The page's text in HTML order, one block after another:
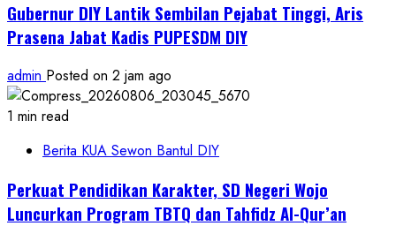
Gubernur DIY Lantik Sembilan Pejabat Tinggi, Aris
Prasena Jabat Kadis PUPESDM DIY
admin Posted on 2 jam ago
1 min read
Berita KUA Sewon Bantul DIY
Perkuat Pendidikan Karakter, SD Negeri Wojo
Luncurkan Program TBTQ dan Tahfidz Al-Qur’an